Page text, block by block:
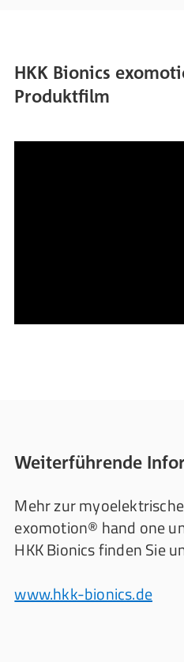
HKK Bionics
Produktfilm
Weiterführende
Mehr zur
exomotion® hand one
HKK Bionics finden Sie
www.hkk-bionics.de